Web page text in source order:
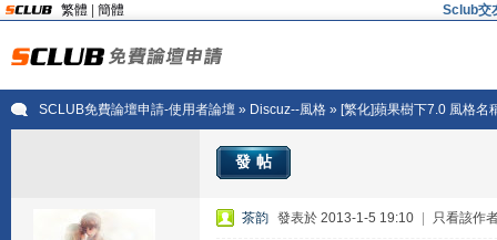
繁體 簡體 Sclub交
SCLUB免費論壇申請-使用者論壇» Discuz--風格» [繁化]蘋果樹下7.0 風格名
發帖
茶韵 發表於 2013-1-5 19:10 只看該作